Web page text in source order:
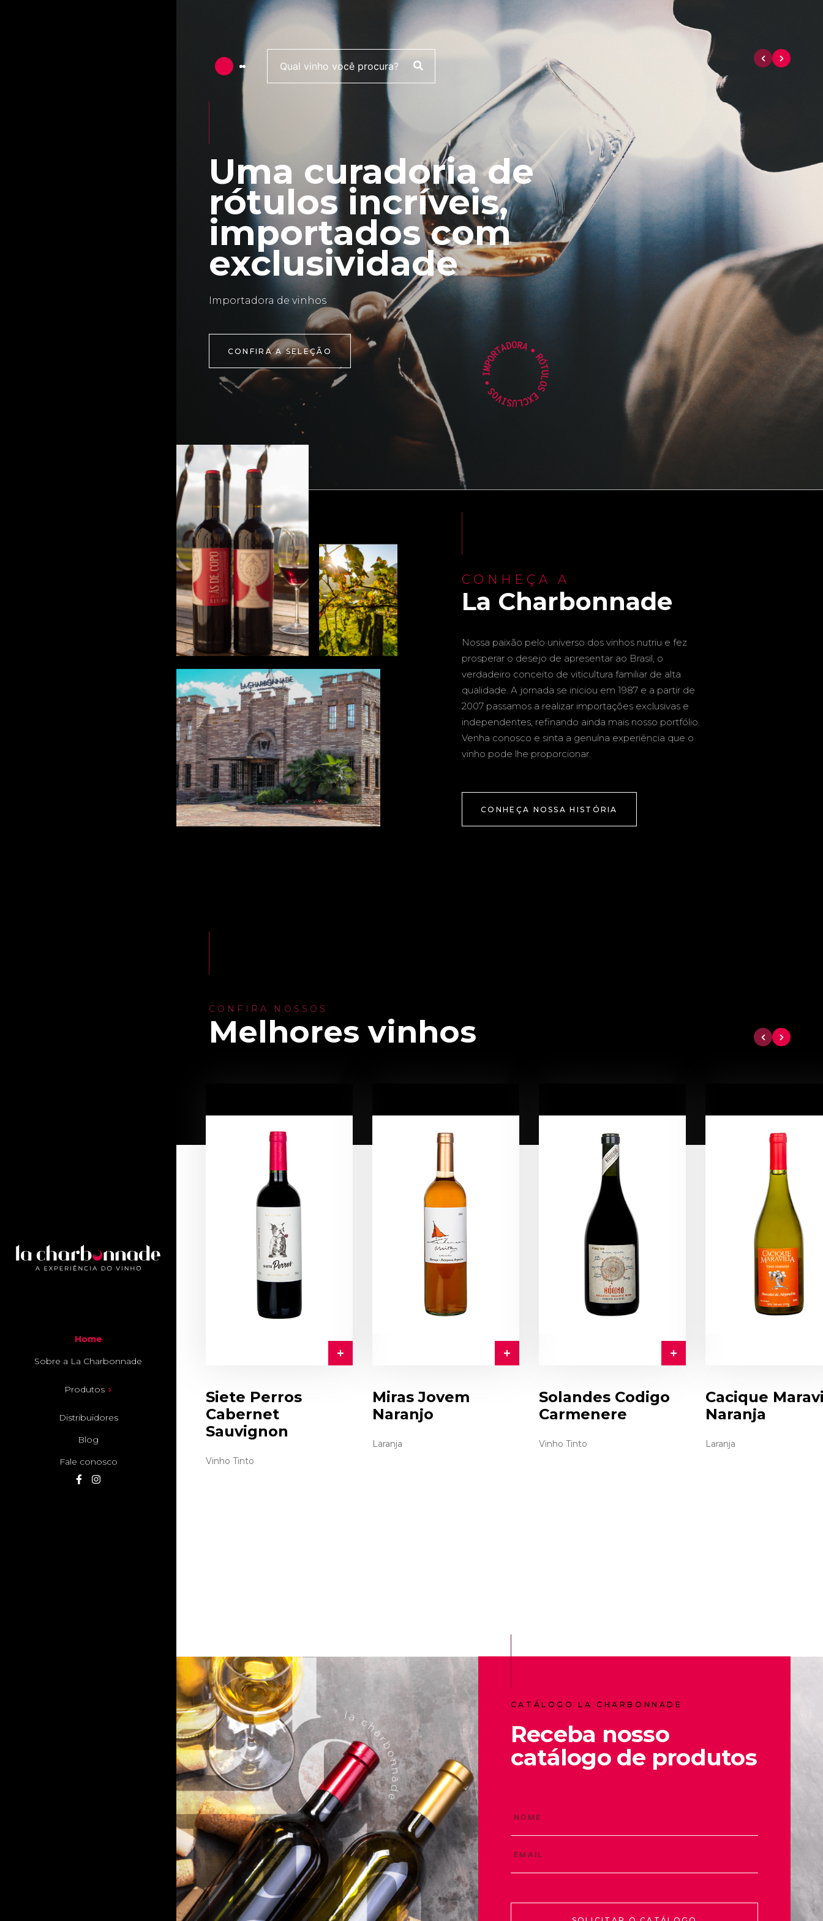
Home
Sobre a La Charbonnade
Produtos
Distribuidores
Blog
Fale conosco
Uma curadoria de
rótulos incríveis,
importados com
exclusividade
Importadora de vinhos
CONFIRA A SELEÇÃO
CONHEÇA A
La Charbonnade
Nossa paixão pelo universo dos vinhos nutriu e fez
prosperar o desejo de apresentar ao Brasil, o
verdadeiro conceito de viticultura familiar de alta
qualidade. A jornada se iniciou em 1987 e a partir de
2007 passamos a realizar importações exclusivas e
independentes, refinando ainda mais nosso portfólio.
Venha conosco e sinta a genuína experiência que o
vinho pode lhe proporcionar.
CONHEÇA NOSSA HISTÓRIA
CONFIRA NOSSOS
Melhores vinhos
Siete Perros
Cabernet
Sauvignon
Vinho Tinto
Miras Jovem
Naranjo
Laranja
Solandes Codigo
Carmenere
Vinho Tinto
Cacique
Naranja
Laranja
CATÁLOGO LA CHARBONNADE
Receba nosso
catálogo de produtos